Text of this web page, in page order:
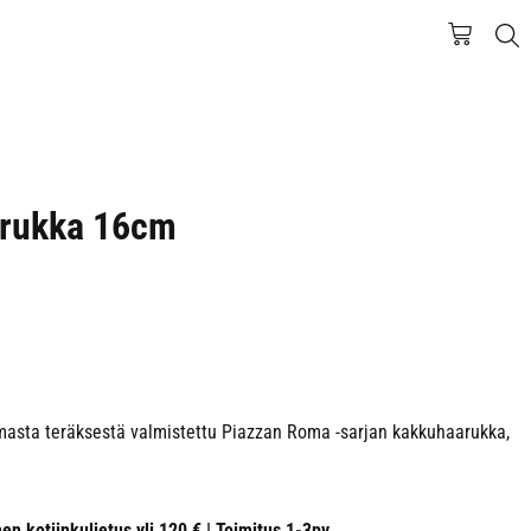
16cm
teräksestä valmistettu Piazzan Roma -sarjan kakkuhaarukka,